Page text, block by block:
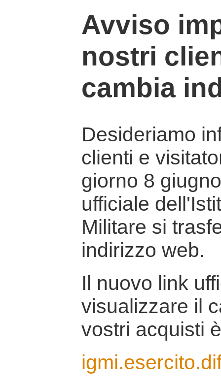
Avviso
nostri
cambia
Desideriamo
clienti e
giorno 8
ufficiale
Militare si
indirizzo web.
Il nuovo link
visualizzare il
vostri acquisti